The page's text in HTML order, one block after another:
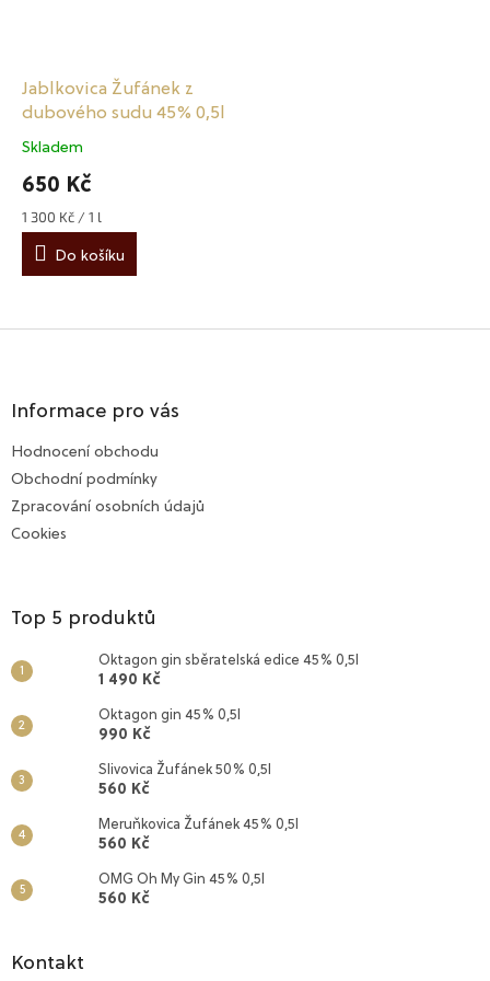
Jablkovica Žufánek z
dubového sudu 45% 0,5l
Průměrné
hodnocení
produktu
je
4,6
5
Skladem
650 Kč
Měrná
cena:
1 300 Kč / 1 l
Do košíku
Informace pro vás
Hodnocení obchodu
Obchodní podmínky
Zpracování osobních údajů
Cookies
Top 5 produktů
Oktagon gin sběratelská edice 45% 0,5l
1 490 Kč
Oktagon gin 45% 0,5l
990 Kč
Slivovica Žufánek 50% 0,5l
560 Kč
Meruňkovica Žufánek 45% 0,5l
560 Kč
OMG Oh My Gin 45% 0,5l
560 Kč
Kontakt